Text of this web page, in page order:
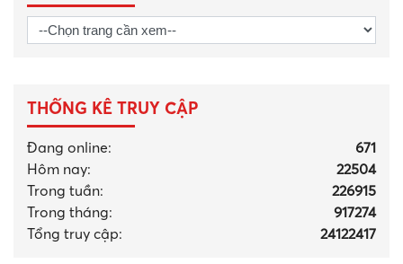
THỐNG KÊ TRUY CẬP
Đang online:
671
Hôm nay:
22504
Trong tuần:
226915
Trong tháng:
917274
Tổng truy cập:
24122417